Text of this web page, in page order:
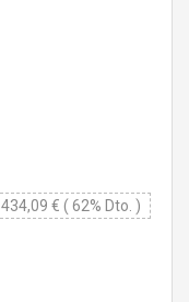
€ ( 62% Dto. )